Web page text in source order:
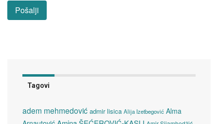
Tagovi
adem mehmedović admir lisica Alija Izetbegović Alma